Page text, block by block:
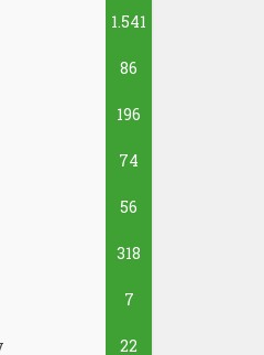
1.541
86
196
74
56
318
7
22